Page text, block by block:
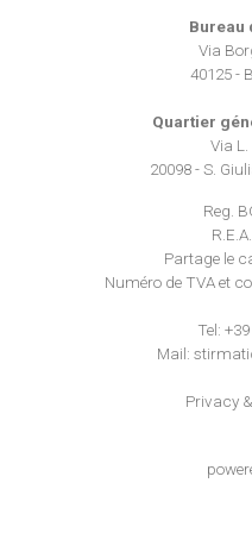
Utilizziamo i cookie per
annunci, per fornire
analizzare il nostro
nostri partner che si
pubblicità e social media,
raccolto dal suo utilizzo
Bureau
Via
40125 -
Quartier
Via
20098 - S.
Reg.
Partage le
Numéro de TVA et
Tel:
Mail:
Privacy&